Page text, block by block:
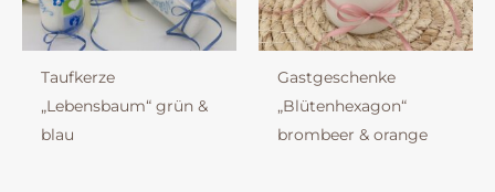
Taufkerze
„Lebensbaum“ grün &
blau
Gastgeschenke
„Blütenhexagon“
brombeer & orange